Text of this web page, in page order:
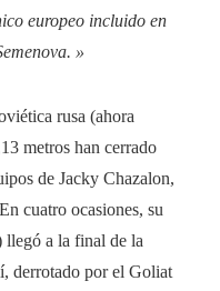
europeo incluido en
»
rusa (ahora
metros han cerrado
de Jacky Chazalon,
cuatro ocasiones, su
a la final de la
derrotado por el Goliat